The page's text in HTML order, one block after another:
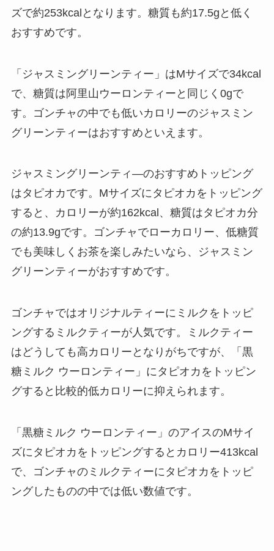
ズで約253kcalとなります。糖質も約17.5gと低く
おすすめです。
「ジャスミングリーンティー」はMサイズで34kcal
で、糖質は阿里山ウーロンティーと同じく0gで
す。ゴンチャの中でも低いカロリーのジャスミン
グリーンティーはおすすめといえます。
ジャスミングリーンティ―のおすすめトッピング
はタピオカです。Mサイズにタピオカをトッピング
すると、カロリーが約162kcal、糖質はタピオカ分
の約13.9gです。ゴンチャでローカロリー、低糖質
でも美味しくお茶を楽しみたいなら、ジャスミン
グリーンティーがおすすめです。
ゴンチャではオリジナルティーにミルクをトッピ
ングするミルクティーが人気です。ミルクティー
はどうしても高カロリーとなりがちですが、「黒
糖ミルク ウーロンティー」にタピオカをトッピン
グすると比較的低カロリーに抑えられます。
「黒糖ミルク ウーロンティー」のアイスのMサイ
ズにタピオカをトッピングするとカロリー413kcal
で、ゴンチャのミルクティーにタピオカをトッピ
ングしたものの中では低い数値です。